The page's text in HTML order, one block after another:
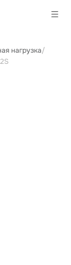
нагрузка/